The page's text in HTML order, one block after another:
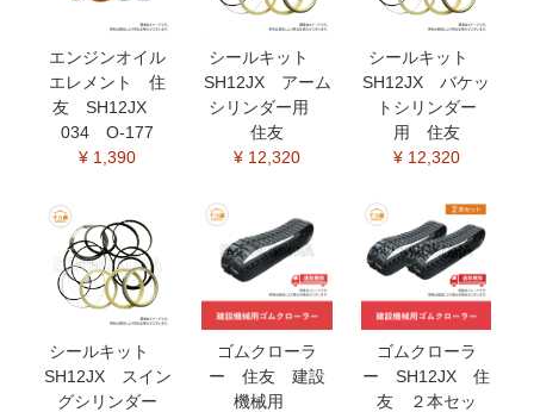
エンジンオイル
エレメント 住
友 SH12JX
034 O-177
¥ 1,390
シールキット
SH12JX アーム
シリンダー用
住友
¥ 12,320
シールキット
SH12JX バケッ
トシリンダー
用 住友
¥ 12,320
シールキット
SH12JX スイン
グシリンダー
ゴムクローラ
ー 住友 建設
機械用
ゴムクローラ
ー SH12JX 住
友 ２本セッ